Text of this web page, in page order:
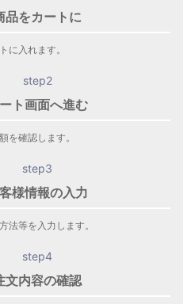
品をカートに
に入れます。
step2
ト画面へ進む
を確認します。
step3
様情報の入力
法等を入力します。
step4
文内容の確認